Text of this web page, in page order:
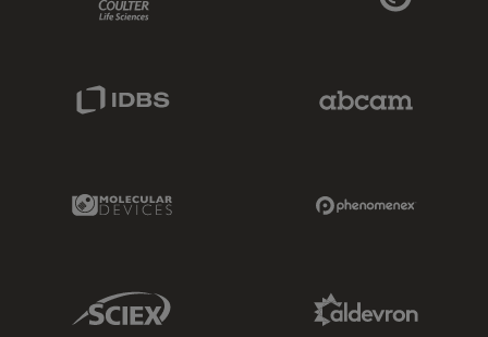
Molecular Devices Link
Sciex Link